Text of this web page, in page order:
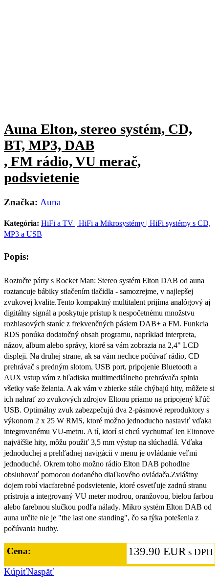
Auna Elton, stereo systém, CD,
BT, MP3, DAB
, FM rádio, VU merač,
podsvietenie
Značka: Auna
Kategória: HiFi a TV | HiFi a Mikrosystémy | HiFi systémy s CD,
MP3 a USB
Popis:
Roztočte párty s Rocket Man: Stereo systém Elton DAB od auna
roztancuje bábiky stlačením tlačidla - samozrejme, v najlepšej
zvukovej kvalite.Tento kompaktný multitalent prijíma analógový aj
digitálny signál a poskytuje prístup k nespočetnému množstvu
rozhlasových staníc z frekvenčných pásiem DAB+ a FM. Funkcia
RDS ponúka dodatočný obsah programu, napríklad interpreta,
názov, album alebo správy, ktoré sa vám zobrazia na 2,4" LCD
displeji. Na druhej strane, ak sa vám nechce počúvať rádio, CD
prehrávač s predným slotom, USB port, pripojenie Bluetooth a
AUX vstup vám z hľadiska multimediálneho prehrávača splnia
všetky vaše želania. A ak vám v zbierke stále chýbajú hity, môžete si
ich nahrať zo zvukových zdrojov Eltonu priamo na pripojený kľúč
USB. Optimálny zvuk zabezpečujú dva 2-pásmové reproduktory s
výkonom 2 x 25 W RMS, ktoré možno jednoducho nastaviť vďaka
integrovanému VU-metru. A tí, ktorí si chcú vychutnať len Eltonove
najväčšie hity, môžu použiť 3,5 mm výstup na slúchadlá. Vďaka
jednoduchej a prehľadnej navigácii v menu je ovládanie veľmi
jednoduché. Okrem toho možno rádio Elton DAB pohodlne
obsluhovať pomocou dodaného diaľkového ovládača.Zvláštny
dojem robí viacfarebné podsvietenie, ktoré osvetľuje zadnú stranu
prístroja a integrovaný VU meter modrou, oranžovou, bielou farbou
alebo farebnou slučkou podľa nálady. Mikro systém Elton DAB od
auna určite nie je "the last one standing", čo sa týka potešenia z
počúvania hudby.
Cena: 139.90 EUR s DPH
KúpiťNaspäť